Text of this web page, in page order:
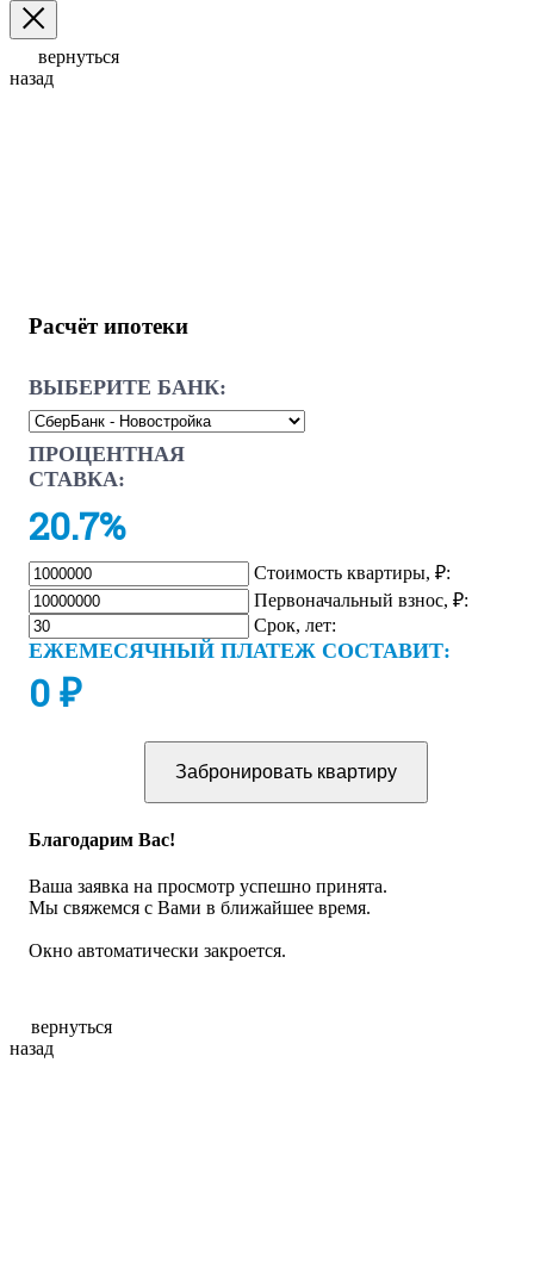
вернуться
назад
Расчёт ипотеки
ВЫБЕРИТЕ БАНК:
ПРОЦЕНТНАЯ
СТАВКА:
20.7%
Стоимость квартиры, ₽:
Первоначальный взнос, ₽:
Срок, лет:
ЕЖЕМЕСЯЧНЫЙ ПЛАТЕЖ СОСТАВИТ:
0 ₽
Забронировать квартиру
Благодарим Вас!
Ваша заявка на просмотр успешно принята.
Мы свяжемся с Вами в ближайшее время.
Окно автоматически закроется.
вернуться
назад